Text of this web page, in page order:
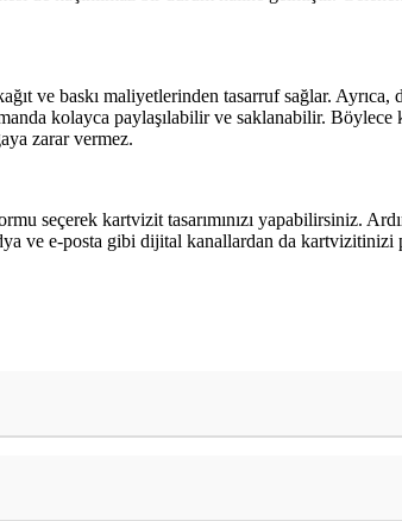
ve baskı maliyetlerinden tasarruf sağlar.
kolayca paylaşılabilir ve saklanabilir.
zarar vermez.
seçerek kartvizit tasarımınızı yapabilirsiniz.
ve e-posta gibi dijital kanallardan da